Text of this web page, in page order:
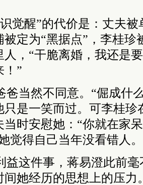
觉醒”的代价是：丈夫
定为“黑据点”，李桂珍
人，“干脆离婚，我还是
！”
爸当然不同意。“倔成什
只是一笑而过。可李桂
当时安慰她：“你就在家
觉得自己当年没看错人。
益这件事，蒋易澄此前
间她经历的思想上的压力